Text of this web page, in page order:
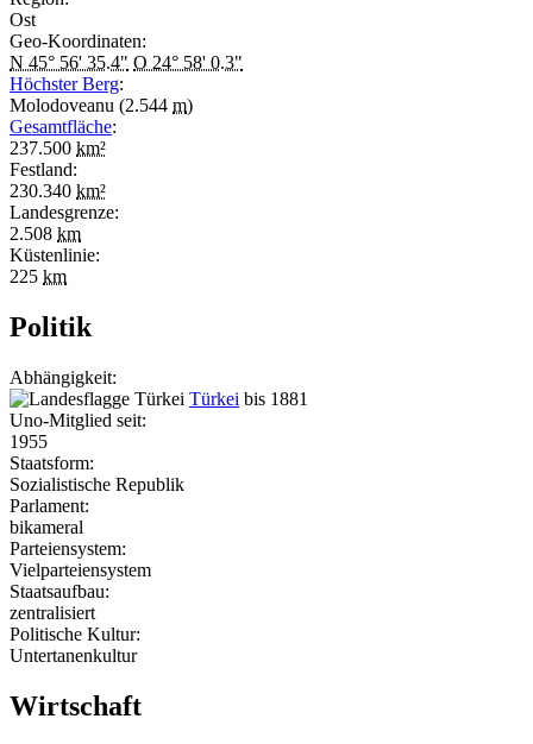
Ost
Geo-Koordinaten:
N 45° 56' 35.4" O 24° 58' 0.3"
Höchster Berg:
Molodoveanu (2.544 m)
Gesamtfläche:
237.500 km²
Festland:
230.340 km²
Landesgrenze:
2.508 km
Küstenlinie:
225 km
Politik
Abhängigkeit:
Türkei bis 1881
Uno-Mitglied seit:
1955
Staatsform:
Sozialistische Republik
Parlament:
bikameral
Parteiensystem:
Vielparteiensystem
Staatsaufbau:
zentralisiert
Politische Kultur:
Untertanenkultur
Wirtschaft